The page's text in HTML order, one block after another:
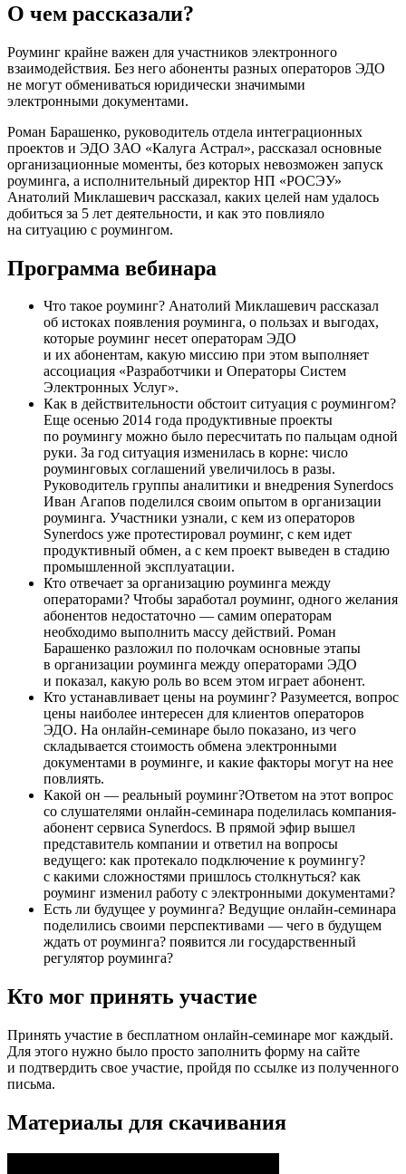
О чем рассказали?
Роуминг крайне важен для участников электронного
взаимодействия. Без него абоненты разных операторов ЭДО
не могут обмениваться юридически значимыми
электронными документами.
Роман Барашенко, руководитель отдела интеграционных
проектов и ЭДО ЗАО «Калуга Астрал», рассказал основные
организационные моменты, без которых невозможен запуск
роуминга, а исполнительный директор НП «РОСЭУ»
Анатолий Миклашевич рассказал, каких целей нам удалось
добиться за 5 лет деятельности, и как это повлияло
на ситуацию с роумингом.
Программа вебинара
Что такое роуминг? Анатолий Миклашевич рассказал
об истоках появления роуминга, о пользах и выгодах,
которые роуминг несет операторам ЭДО
и их абонентам, какую миссию при этом выполняет
ассоциация «Разработчики и Операторы Систем
Электронных Услуг».
Как в действительности обстоит ситуация с роумингом?
Еще осенью 2014 года продуктивные проекты
по роумингу можно было пересчитать по пальцам одной
руки. За год ситуация изменилась в корне: число
роуминговых соглашений увеличилось в разы.
Руководитель группы аналитики и внедрения Synerdocs
Иван Агапов поделился своим опытом в организации
роуминга. Участники узнали, с кем из операторов
Synerdocs уже протестировал роуминг, с кем идет
продуктивный обмен, а с кем проект выведен в стадию
промышленной эксплуатации.
Кто отвечает за организацию роуминга между
операторами? Чтобы заработал роуминг, одного желания
абонентов недостаточно — самим операторам
необходимо выполнить массу действий. Роман
Барашенко разложил по полочкам основные этапы
в организации роуминга между операторами ЭДО
и показал, какую роль во всем этом играет абонент.
Кто устанавливает цены на роуминг? Разумеется, вопрос
цены наиболее интересен для клиентов операторов
ЭДО. На онлайн-семинаре было показано, из чего
складывается стоимость обмена электронными
документами в роуминге, и какие факторы могут на нее
повлиять.
Какой он — реальный роуминг?Ответом на этот вопрос
со слушателями онлайн-семинара поделилась компания-
абонент сервиса Synerdocs. В прямой эфир вышел
представитель компании и ответил на вопросы
ведущего: как протекало подключение к роумингу?
с какими сложностями пришлось столкнуться? как
роуминг изменил работу с электронными документами?
Есть ли будущее у роуминга? Ведущие онлайн-семинара
поделились своими перспективами — чего в будущем
ждать от роуминга? появится ли государственный
регулятор роуминга?
Кто мог принять участие
Принять участие в бесплатном онлайн-семинаре мог каждый.
Для этого нужно было просто заполнить форму на сайте
и подтвердить свое участие, пройдя по ссылке из полученного
письма.
Материалы для скачивания